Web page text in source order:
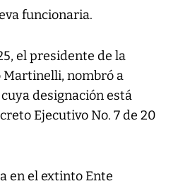
funcionaria.
el presidente de la
Martinelli, nombró a
designación está
Ejecutivo No. 7 de 20
en el extinto Ente